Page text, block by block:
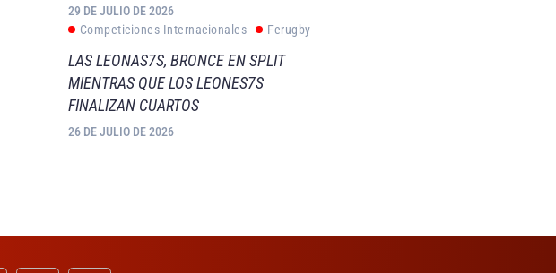
29 DE JULIO DE 2026
Competiciones Internacionales
Ferugby
LAS LEONAS7S, BRONCE EN SPLIT
MIENTRAS QUE LOS LEONES7S
FINALIZAN CUARTOS
26 DE JULIO DE 2026